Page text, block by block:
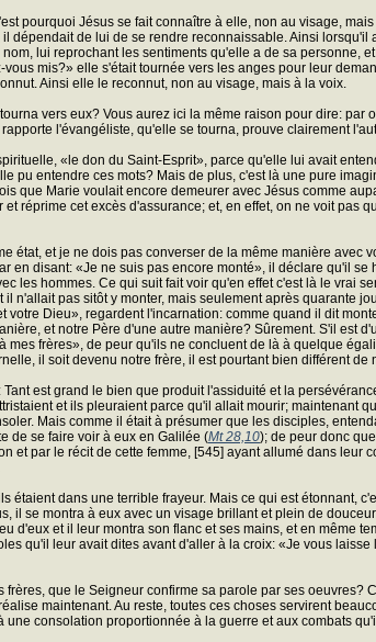
pourquoi Jésus se fait connaître à elle, non au visage,
de lui de se rendre reconnaissable. Ainsi
lui reprochant les sentiments qu'elle a de sa personne,
mis?» elle s'était tournée vers les anges pour leur
Ainsi elle le reconnut, non au visage, mais à la voix.
vers eux? Vous aurez ici la même raison pour dire:
l'évangéliste, qu'elle se tourna, prouve clairement
«le don du Saint-Esprit», parce qu'elle lui avait
pu entendre ces mots? Mais de plus, c'est là une pure
que Marie voulait encore demeurer avec Jésus comme
réprime cet excès d'assurance; et, en effet, on ne voit pas
et je ne dois pas converser de la même manière
en disant: «Je ne suis pas encore monté», il déclare qu'il
hommes. Ce qui suit fait voir qu'en effet c'est là le vrai
pas sitôt y monter, mais seulement après quarante
Dieu», regardent l'incarnation: comme quand il dit
et notre Père d'une autre manière? Sûrement. S'il est
frères», de peur qu'ils ne concluent de là à quelque
il soit devenu notre frère, il est pourtant bien différent
Tant est grand le bien que produit l'assiduité et la
et ils pleuraient parce qu'il allait mourir; maintenant
Mais comme il était à présumer que les disciples,
de se faire voir à eux en Galilée (Mt 28,10); de peur donc
par le récit de cette femme, [545] ayant allumé dans leur
dans une terrible frayeur. Mais ce qui est étonnant,
se montra à eux avec un visage brillant et plein de
et il leur montra son flanc et ses mains, et en même
qu'il leur avait dites avant d'aller à la croix: «Je vous laisse
frères, que le Seigneur confirme sa parole par ses oeuvres?
maintenant. Au reste, toutes ces choses servirent
consolation proportionnée à la guerre et aux combats